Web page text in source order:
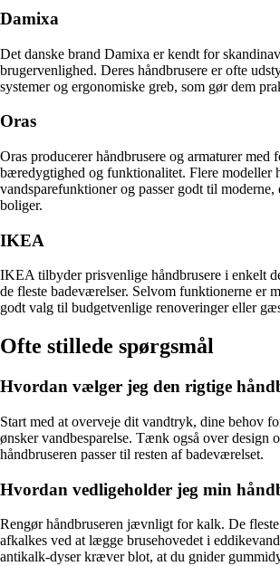
Damixa
Det danske brand Damixa er kendt for
brugervenlighed. Deres håndbrusere er ofte
systemer og ergonomiske greb, som gør dem
Oras
Oras producerer håndbrusere og armaturer med
bæredygtighed og funktionalitet. Flere modeller
vandsparefunktioner og passer godt til
boliger.
IKEA
IKEA tilbyder prisvenlige håndbrusere i enkelt
de fleste badeværelser. Selvom funktionerne er
godt valg til budgetvenlige renoveringer eller
Ofte stillede spørgsmål
Hvordan vælger jeg den rigtige
Start med at overveje dit vandtryk, dine behov
ønsker vandbesparelse. Tænk også over design
håndbruseren passer til resten af badeværelset.
Hvordan vedligeholder jeg min
Rengør håndbruseren jævnligt for kalk. De
afkalkes ved at lægge brusehovedet i
antikalk-dyser kræver blot, at du gnider